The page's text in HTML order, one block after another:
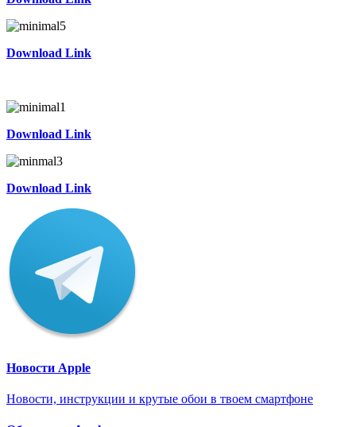
Download Link
Download Link
Download Link
Новости Apple
Новости, инструкции и крутые обои в твоем смартфоне